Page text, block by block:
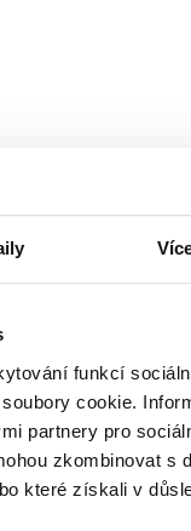
funkcí
cookie.
partnery pro
zkombinovat s
které získali v
a analýz.
tak
a